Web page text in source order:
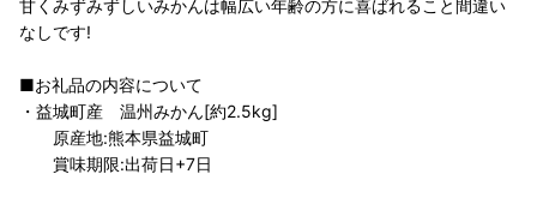
甘くみずみずしいみかんは幅広い年齢の方に喜ばれること間違い
なしです!
■お礼品の内容について
・益城町産 温州みかん[約2.5kg]
原産地:熊本県益城町
賞味期限:出荷日+7日